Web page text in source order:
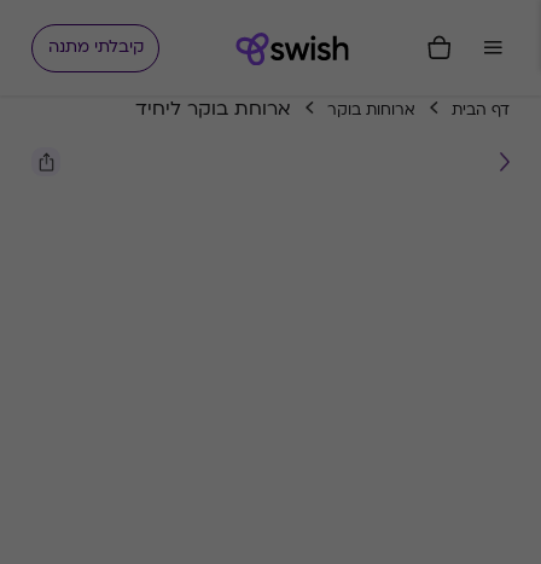
קיבלתי מתנה
דף הבית ארוחות בוקר ארוחת בוקר ליחיד